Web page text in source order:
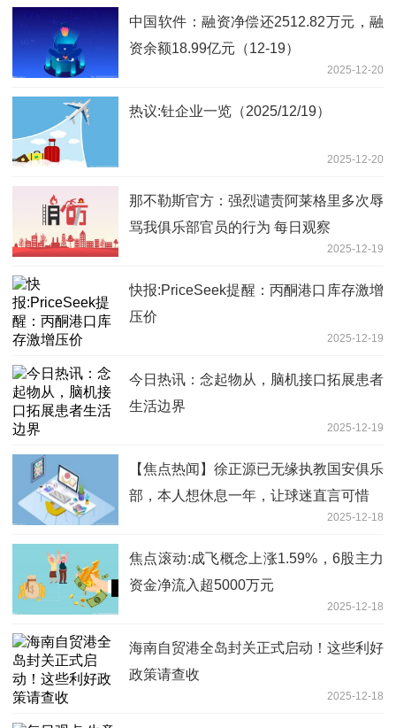
中国软件：融资净偿还2512.82万元，融
资余额18.99亿元（12-19）
2025-12-20
热议:钍企业一览（2025/12/19）
2025-12-20
那不勒斯官方：强烈谴责阿莱格里多次辱
骂我俱乐部官员的行为 每日观察
2025-12-19
快报:PriceSeek提醒：丙酮港口库存激增
压价
2025-12-19
今日热讯：念起物从，脑机接口拓展患者
生活边界
2025-12-19
【焦点热闻】徐正源已无缘执教国安俱乐
部，本人想休息一年，让球迷直言可惜
2025-12-18
焦点滚动:成飞概念上涨1.59%，6股主力
资金净流入超5000万元
2025-12-18
海南自贸港全岛封关正式启动！这些利好
政策请查收
2025-12-18